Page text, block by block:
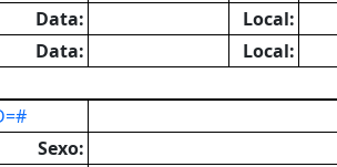
Data:
Local:
Data:
Local:
Sexo: